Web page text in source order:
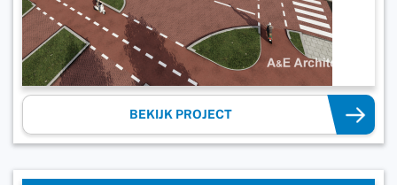
BEKIJK PROJECT